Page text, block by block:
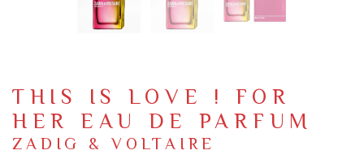
THIS IS LOVE ! FOR
HER EAU DE PARFUM
ZADIG & VOLTAIRE